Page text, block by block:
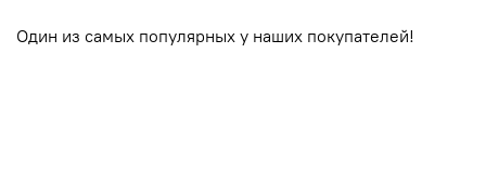
Один из самых популярных у наших покупателей!